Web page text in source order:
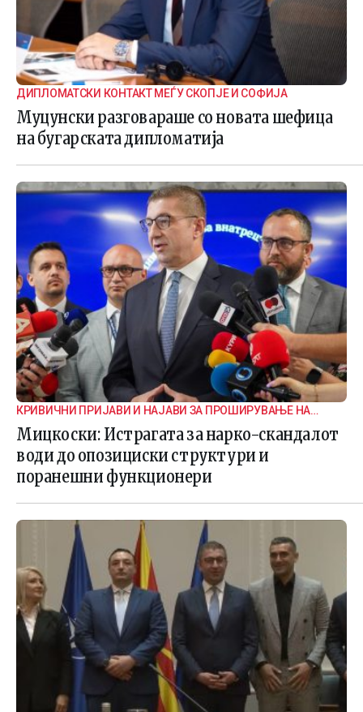
ДИПЛОМАТСКИ КОНТАКТ МЕЃУ СКОПЈЕ И СОФИЈА
Муцунски разговараше со новата шефица
на бугарската дипломатија
КРИВИЧНИ ПРИЈАВИ И НАЈАВИ ЗА ПРОШИРУВАЊЕ НА
ИСТРАГАТА
Мицкоски: Истрагата за нарко-скандалот
води до опозициски структури и
поранешни функционери